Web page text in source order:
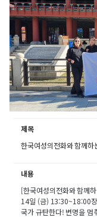
제목
한국여성의전화와 함께
내용
[한국여성의전화와 함께
14일 (금) 13:30~18:00
국가 규탄한다! 변명을